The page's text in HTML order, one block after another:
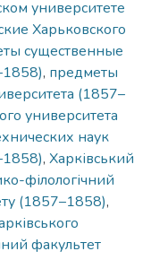
университете
Харьковского
существенные
, предметы
(1857–
университета
наук
, Харківський
філологічний
(1857–1858),
факультет